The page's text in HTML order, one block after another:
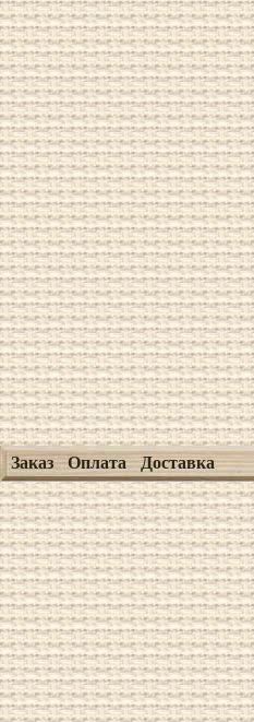
Заказ Оплата Доставка